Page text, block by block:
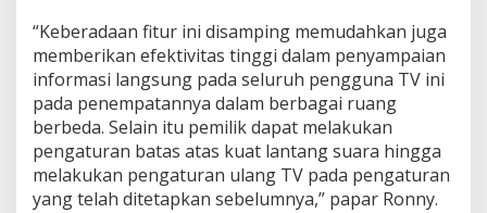
“Keberadaan fitur ini disamping memudahkan juga
memberikan efektivitas tinggi dalam penyampaian
informasi langsung pada seluruh pengguna TV ini
pada penempatannya dalam berbagai ruang
berbeda. Selain itu pemilik dapat melakukan
pengaturan batas atas kuat lantang suara hingga
melakukan pengaturan ulang TV pada pengaturan
yang telah ditetapkan sebelumnya,” papar Ronny.